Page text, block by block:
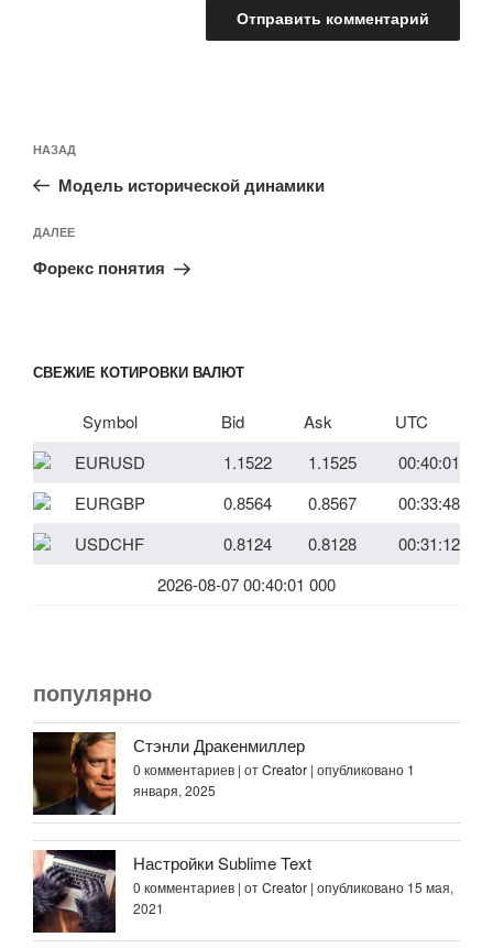
по
записям
Предыдущая
запись:
НАЗАД
Модель исторической динамики
Следующая
запись
ДАЛЕЕ
Форекс понятия
СВЕЖИЕ КОТИРОВКИ ВАЛЮТ
Symbol Bid Ask
UTC
EURUSD
1.1522 1.1525
00:40:01
EURGBP
0.8564 0.8567
00:33:48
USDCHF
0.8124 0.8128
00:31:12
2026-08-07 00:40:01 000
популярно
Стэнли Дракенмиллер
0 комментариев | отCreator | опубликовано 1
января, 2025
Настройки Sublime Text
0 комментариев | отCreator | опубликовано 15 мая,
2021